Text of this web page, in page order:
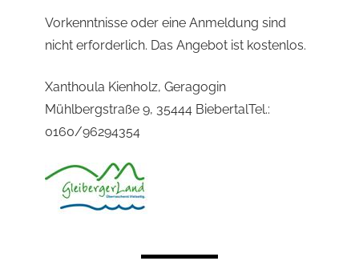
Vorkenntnisse oder eine Anmeldung sind
nicht erforderlich. Das Angebot ist kostenlos.
Xanthoula Kienholz, Geragogin
Mühlbergstraße 9, 35444 BiebertalTel.:
0160/96294354